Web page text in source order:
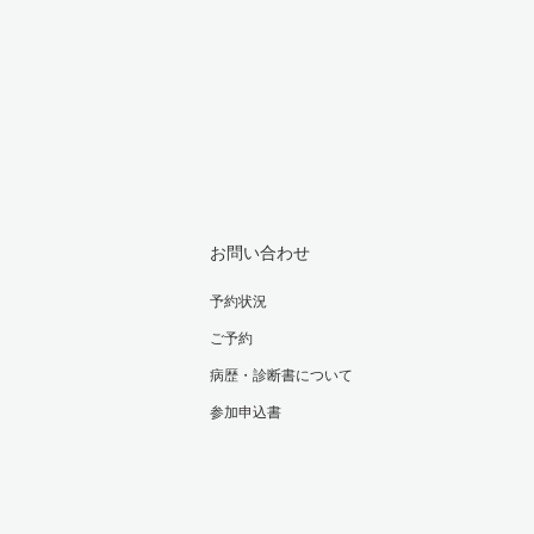
お問い合わせ
予約状況
ご予約
病歴・診断書について
参加申込書